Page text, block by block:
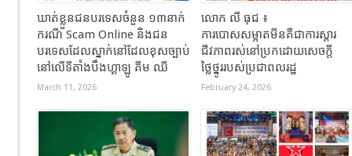
ឃាត់ខ្លួនជនបរទេសចំនួន ១៣នាក់
ករណី Scam Online និងជន
បរទេសដែលស្នាក់នៅដែលខុសច្បាប់
នៅលើទីតាំងបឹងហ្គាឡូ គីម ឈី
March 11, 2026
លោក លី ធុជ ៖
ការបោសសម្អាតមីនគឺជាការស្តារ
ជីវភាពរស់នៅប្រកដោយសេចក្តី
ថ្លៃថ្នូររបស់ប្រជាពលរដ្ឋ
February 24, 2026